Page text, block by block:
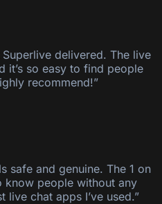
delivered. The live
it’s so easy to find people
recommend!”
safe and genuine. The 1 on
know people without any
live chat apps I’ve used.”